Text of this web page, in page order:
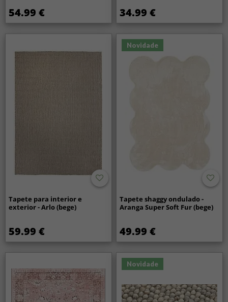
54.99 € 34.99 €
Tapete para interior e
exterior - Arlo (bege)
59.99 €
Novidade
Tapete shaggy ondulado -
Aranga Super Soft Fur (bege)
49.99 €
Novidade